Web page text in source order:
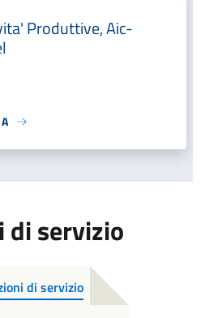
Produttive, Aic-
di servizio
di servizio